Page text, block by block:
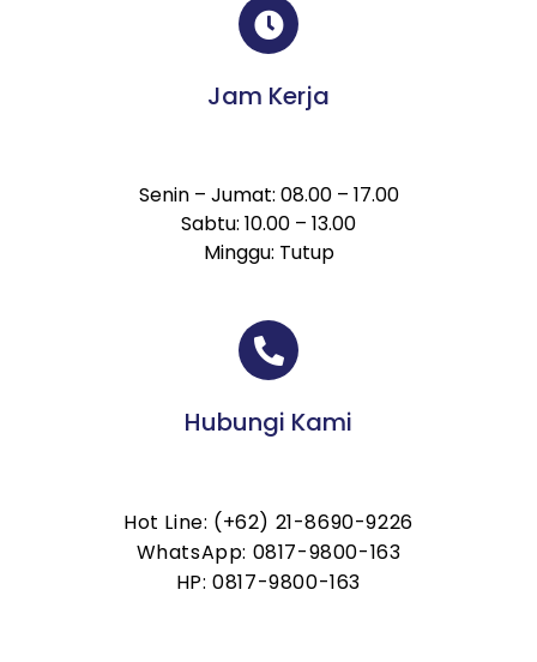
Jam Kerja
Senin – Jumat: 08.00 – 17.00
Sabtu: 10.00 – 13.00
Minggu: Tutup
Hubungi Kami
Hot Line: (+62) 21-8690-9226
WhatsApp: 0817-9800-163
HP: 0817-9800-163